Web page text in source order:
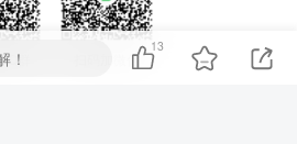
群 扫码加微信
！
13